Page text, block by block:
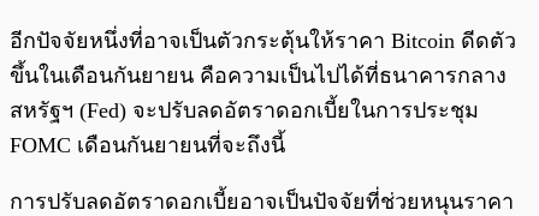
อีกปัจจัยหนึ่งที่อาจเป็นตัวกระตุ้นให้ราคา Bitcoin ดีดตัว
ขึ้นในเดือนกันยายน คือความเป็นไปได้ที่ธนาคารกลาง
สหรัฐฯ (Fed) จะปรับลดอัตราดอกเบี้ยในการประชุม
FOMC เดือนกันยายนที่จะถึงนี้
การปรับลดอัตราดอกเบี้ยอาจเป็นปัจจัยที่ช่วยหนุนราคา